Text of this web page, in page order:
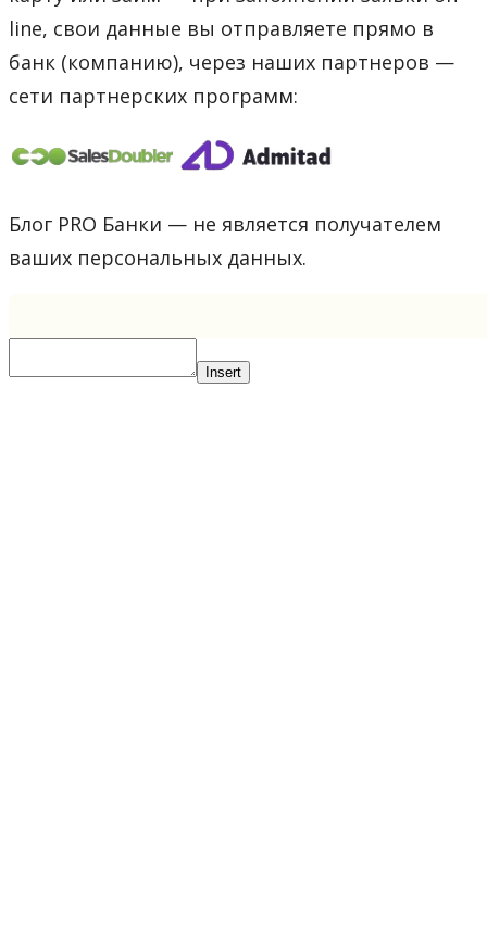
line, свои данные вы отправляете прямо в
банк (компанию), через наших партнеров —
сети партнерских программ:
Блог PRO Банки — не является получателем
ваших персональных данных.
Insert